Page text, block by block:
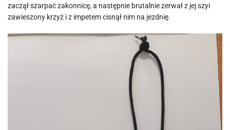
zaczął szarpać zakonnicę, a następnie brutalnie zerwał z jej szyi
zawieszony krzyż i z impetem cisnął nim na jezdnię.